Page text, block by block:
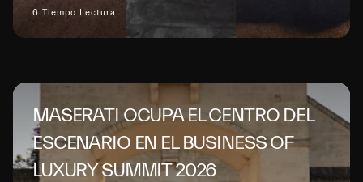
6 Tiempo Lectura
MASERATI OCUPA EL CENTRO DEL
ESCENARIO EN EL BUSINESS OF
LUXURY SUMMIT 2026